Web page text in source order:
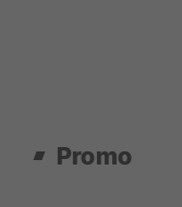
Promo